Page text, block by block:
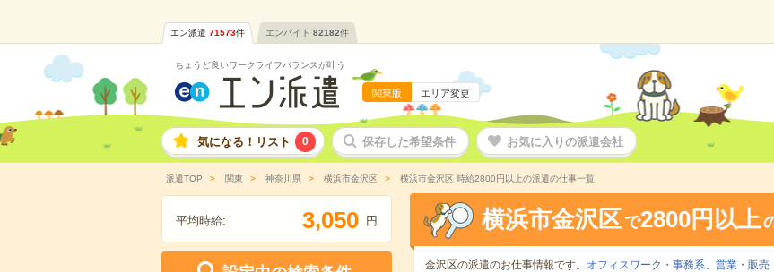
エン派遣 71573件 エンバイト 82182件
ちょうど良いワークライフバランスが叶う
関東版 エリア変更
気になる！リスト 0 保存した希望条件 お気に入りの派遣会社
派遣TOP 関東 神奈川県 横浜市金沢区 横浜市金沢区 時給2800円以上の派遣の仕事一覧
平均時給: 3,050 円 横浜市金沢区 で2800円以上
金沢区の派遣のお仕事情報です。 オフィスワーク・事務系、 営業・販売